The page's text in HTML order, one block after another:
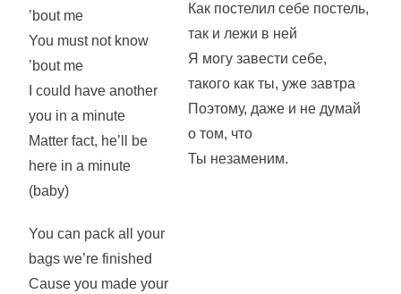
’bout me
You must not know
’bout me
I could have another
you in a minute
Matter fact, he’ll be
here in a minute
(baby)
You can pack all your
bags we’re finished
Cause you made your
Как постелил себе постель,
так и лежи в ней
Я могу завести себе,
такого как ты, уже завтра
Поэтому, даже и не думай
о том, что
Ты незаменим.